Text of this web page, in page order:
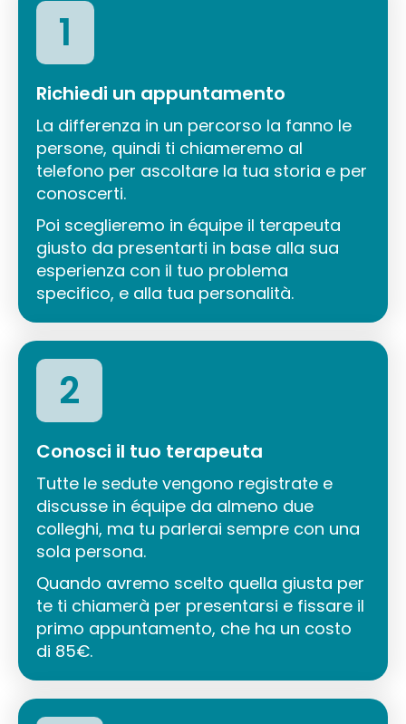
1
Richiedi un appuntamento
La differenza in un percorso la fanno le
persone, quindi ti chiameremo al
telefono per ascoltare la tua storia e per
conoscerti.
Poi sceglieremo in équipe il terapeuta
giusto da presentarti in base alla sua
esperienza con il tuo problema
specifico, e alla tua personalità.
2
Conosci il tuo terapeuta
Tutte le sedute vengono registrate e
discusse in équipe da almeno due
colleghi, ma tu parlerai sempre con una
sola persona.
Quando avremo scelto quella giusta per
te ti chiamerà per presentarsi e fissare il
primo appuntamento, che ha un costo
di 85€.